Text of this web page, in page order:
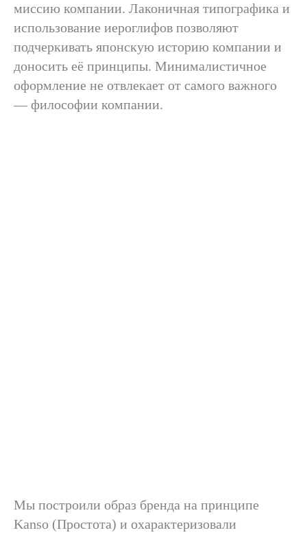
миссию компании. Лаконичная типографика и
использование иероглифов позволяют
подчеркивать японскую историю компании и
доносить её принципы. Минималистичное
оформление не отвлекает от самого важного
— философии компании.
Мы построили образ бренда на принципе
Kanso (Простота) и охарактеризовали